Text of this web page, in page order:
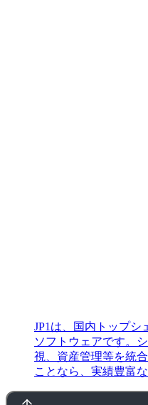
JP1は、国内トップシ
ソフトウェアです。
視、資産管理等を統
ことなら、実績豊富